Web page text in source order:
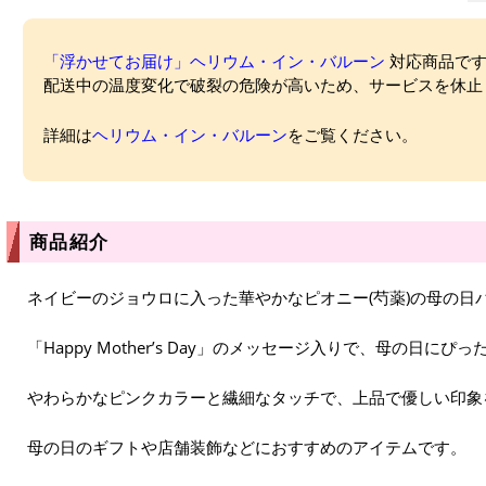
「浮かせてお届け」ヘリウム・イン・バルーン 対応商品で
配送中の温度変化で破裂の危険が高いため、サービスを休
詳細はヘリウム・イン・バルーンをご覧ください。
商品紹介
ネイビーのジョウロに入った華やかなピオニー(芍薬)の母の日
「Happy Mother’s Day」のメッセージ入りで、母の日にぴっ
やわらかなピンクカラーと繊細なタッチで、上品で優しい印
母の日のギフトや店舗装飾などにおすすめのアイテムです。